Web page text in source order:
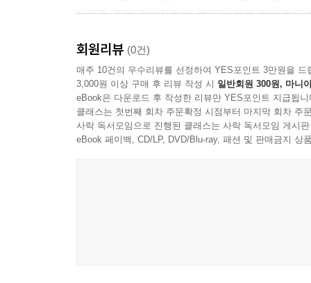
* 각종 추가 학습자료의 온라인 무료 다운로드
2. 세부 구성 및 내용
1) Sound Power
_ 그림과 챈트를 통한 재미있는 파닉스 음가 및 단
2) Word Power
_ 파닉스 음가를 기초로 한 목표 단어 학습
회원리뷰 (0건)
매주 10건의 우수리뷰를 선정하여 YES포인트 3만원을 드
3,000원 이상 구매 후 리뷰 작성 시 일반회원 300원, 마니
eBook은 다운로드 후 작성한 리뷰만 YES포인트 지급됩니
클래스는 첫번째 회차 주문확정 시점부터 마지막 회차 주
사락 독서모임으로 진행된 클래스는 사락 독서모임 게시
eBook 페이백, CD/LP, DVD/Blu-ray, 패션 및 판매금지 상